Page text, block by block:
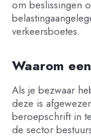
om beslissingen
verkeersboetes.
Waarom
Als je bezwaar
deze is
beroepschrift in
de sector